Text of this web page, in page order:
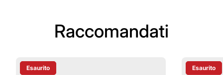
Raccomandati
Etichetta Del Prodotto:
Esaurito Etichetta
Esaurito